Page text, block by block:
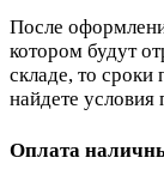
После
котором будут
складе, то
найдете условия
Оплата